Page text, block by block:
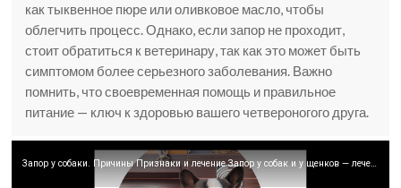
как тыквенное пюре или оливковое масло, чтобы
облегчить процесс. Однако, если запор не проходит,
стоит обратиться к ветеринару, так как это может быть
симптомом более серьезного заболевания. Важно
помнить, что своевременная помощь и правильное
питание — ключ к здоровью вашего четвероногого друга.
Запор у собаки. Причины Признаки и лечение Запор у собак и у щенков — лечение, причины и советы